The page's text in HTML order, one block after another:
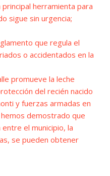
herramienta para
sigue sin urgencia;
que regula el
o accidentados en la
promueve la leche
del recién nacido
y fuerzas armadas en
hemos demostrado que
el municipio, la
se pueden obtener